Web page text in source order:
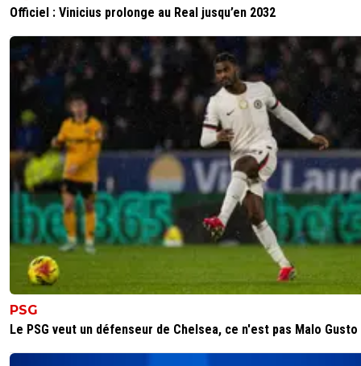
Officiel : Vinicius prolonge au Real jusqu’en 2032
PSG
Le PSG veut un défenseur de Chelsea, ce n'est pas Malo Gusto